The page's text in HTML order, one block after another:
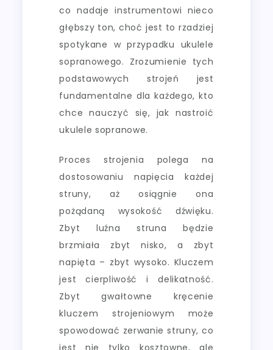
co nadaje instrumentowi nieco
głębszy ton, choć jest to rzadziej
spotykane w przypadku ukulele
sopranowego. Zrozumienie tych
podstawowych strojeń jest
fundamentalne dla każdego, kto
chce nauczyć się, jak nastroić
ukulele sopranowe.
Proces strojenia polega na
dostosowaniu napięcia każdej
struny, aż osiągnie ona
pożądaną wysokość dźwięku.
Zbyt luźna struna będzie
brzmiała zbyt nisko, a zbyt
napięta – zbyt wysoko. Kluczem
jest cierpliwość i delikatność.
Zbyt gwałtowne kręcenie
kluczem strojeniowym może
spowodować zerwanie struny, co
jest nie tylko kosztowne, ale